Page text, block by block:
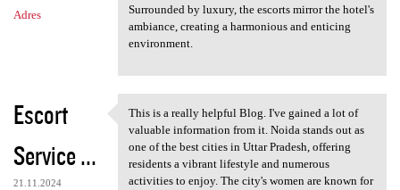
Adres
Surrounded by luxury, the escorts mirror the hotel's
ambiance, creating a harmonious and enticing
environment.
Escort
Service ...
21.11.2024
This is a really helpful Blog
This is a really helpful Blog. I've gained a lot of
valuable information from it. Noida stands out as
one of the best cities in Uttar Pradesh, offering
residents a vibrant lifestyle and numerous
activities to enjoy. The city's women are known for